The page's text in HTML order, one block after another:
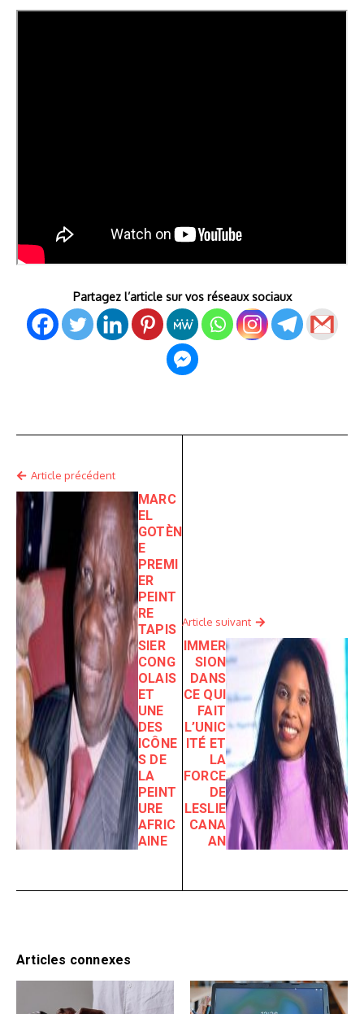
Partagez l’article sur vos réseaux sociaux
Article précédent
MARC
EL
GOTÈN
E
PREMI
ER
PEINT
RE
TAPIS
SIER
CONG
OLAIS
ET
UNE
DES
ICÔNE
S DE
LA
PEINT
URE
AFRIC
AINE
Article suivant
IMMER
SION
DANS
CE QUI
FAIT
L’UNIC
ITÉ ET
LA
FORCE
DE
LESLIE
CANA
AN
Articles connexes